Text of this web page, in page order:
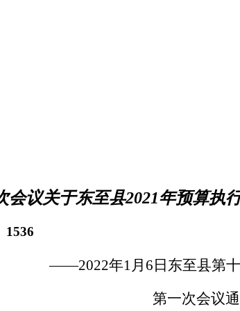
议关于东至县2021年预算执
1536
——2022年1月6日东至县第
第一次会议